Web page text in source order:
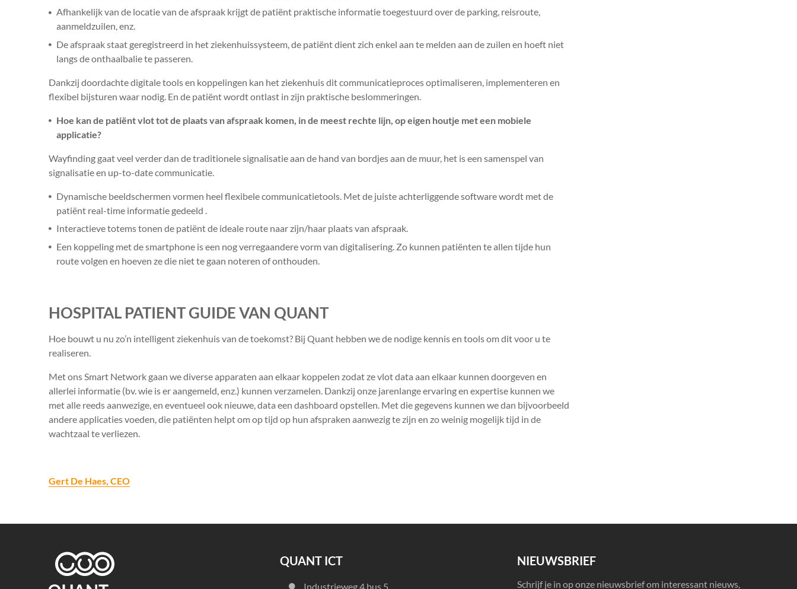
Afhankelijk van de locatie van de afspraak krijgt de patiënt praktische informatie toegestuurd over de parking, reisroute,
aanmeldzuilen, enz.
De afspraak staat geregistreerd in het ziekenhuissysteem, de patiënt dient zich enkel aan te melden aan de zuilen en hoeft niet
langs de onthaalbalie te passeren.
Dankzij doordachte digitale tools en koppelingen kan het ziekenhuis dit communicatieproces optimaliseren, implementeren en
flexibel bijsturen waar nodig. En de patiënt wordt ontlast in zijn praktische beslommeringen.
Hoe kan de patiënt vlot tot de plaats van afspraak komen, in de meest rechte lijn, op eigen houtje met een mobiele
applicatie?
Wayfinding gaat veel verder dan de traditionele signalisatie aan de hand van bordjes aan de muur, het is een samenspel van
signalisatie en up-to-date communicatie.
Dynamische beeldschermen vormen heel flexibele communicatietools. Met de juiste achterliggende software wordt met de
patiënt real-time informatie gedeeld .
Interactieve totems tonen de patiënt de ideale route naar zijn/haar plaats van afspraak.
Een koppeling met de smartphone is een nog verregaandere vorm van digitalisering. Zo kunnen patiënten te allen tijde hun
route volgen en hoeven ze die niet te gaan noteren of onthouden.
HOSPITAL PATIENT GUIDE VAN QUANT
Hoe bouwt u nu zo’n intelligent ziekenhuis van de toekomst? Bij Quant hebben we de nodige kennis en tools om dit voor u te
realiseren.
Met ons Smart Network gaan we diverse apparaten aan elkaar koppelen zodat ze vlot data aan elkaar kunnen doorgeven en
allerlei informatie (bv. wie is er aangemeld, enz.) kunnen verzamelen. Dankzij onze jarenlange ervaring en expertise kunnen we
met alle reeds aanwezige, en eventueel ook nieuwe, data een dashboard opstellen. Met die gegevens kunnen we dan bijvoorbeeld
andere applicaties voeden, die patiënten helpt om op tijd op hun afspraken aanwezig te zijn en zo weinig mogelijk tijd in de
wachtzaal te verliezen.
Gert De Haes, CEO
QUANT ICT
Industrieweg 4 bus 5
NIEUWSBRIEF
Schrijf je in op onze nieuwsbrief om interessant nieuws,